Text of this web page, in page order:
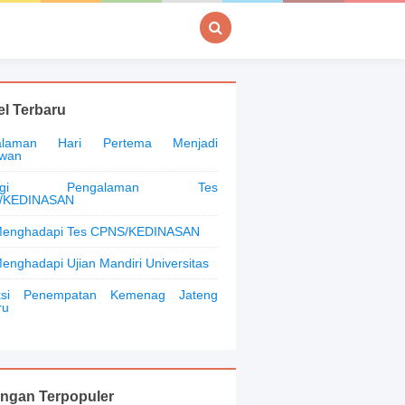
Terbaru
Hari Pertema Menjadi
Pengalaman Tes
Tes CPNS/KEDINASAN
Ujian Mandiri Universitas
Penempatan Kemenag Jateng
Terpopuler